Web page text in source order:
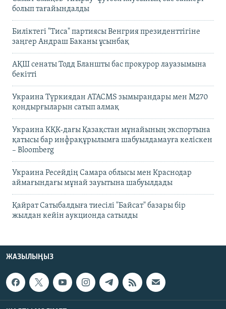
болып тағайындалды
Биліктегі "Тиса" партиясы Венгрия президенттігіне
заңгер Андраш Баканы ұсынбақ
АҚШ сенаты Тодд Бланшты бас прокурор лауазымына
бекітті
Украина Түркиядан ATACMS зымырандары мен M270
қондырғыларын сатып алмақ
Украина КҚК-дағы Қазақстан мұнайының экспортына
қатысы бар инфрақұрылымға шабуылдамауға келіскен
– Bloomberg
Украина Ресейдің Самара облысы мен Краснодар
аймағындағы мұнай зауытына шабуылдады
Қайрат Сатыбалдыға тиесілі "Байсат" базары бір
жылдан кейін аукционда сатылды
ЖАЗЫЛЫҢЫЗ